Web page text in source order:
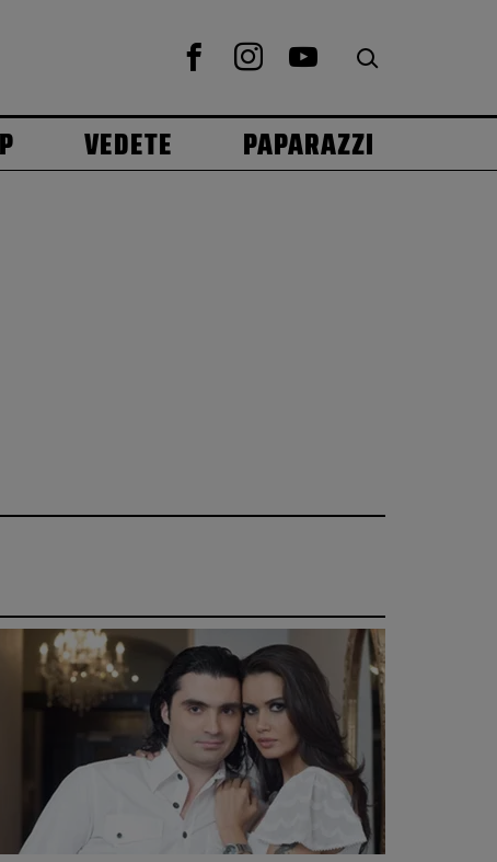
VEDETE PAPARAZZI